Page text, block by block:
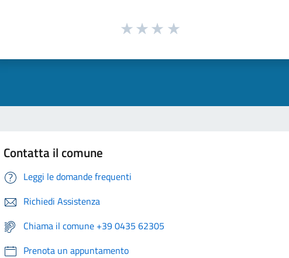
Contatta il comune
Leggi le domande frequenti
Richiedi Assistenza
Chiama il comune +39 0435 62305
Prenota un appuntamento